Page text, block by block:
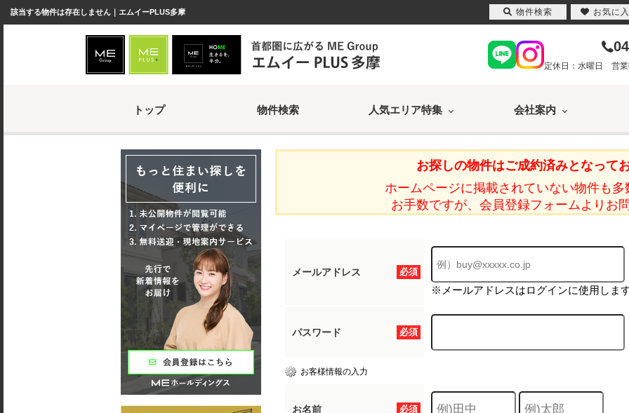
該当する物件は存在しません｜エムイーPLUS多摩
定休日：水曜日 営
トップ 物件検索 人気エリア特集 会社案内
お探しの物件はご成約済みとなってお
ホームページに掲載されていない物件も多
お手数ですが、会員登録フォームよりお
必須
メールアドレス
※メールアドレスはログインに使用します
必須
パスワード
お客様情報の入力
必須
お名前
物件検索 お気に